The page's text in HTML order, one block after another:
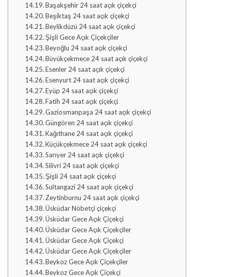
Başakşehir 24 saat açık çiçekçi
Beşiktaş 24 saat açık çiçekçi
Beylikdüzü 24 saat açık çiçekçi
Şişli Gece Açık Çiçekçiler
Beyoğlu 24 saat açık çiçekçi
Büyükçekmece 24 saat açık çiçekçi
Esenler 24 saat açık çiçekçi
Esenyurt 24 saat açık çiçekçi
Eyüp 24 saat açık çiçekçi
Fatih 24 saat açık çiçekçi
Gaziosmanpaşa 24 saat açık çiçekçi
Güngören 24 saat açık çiçekçi
Kağıthane 24 saat açık çiçekçi
Küçükçekmece 24 saat açık çiçekçi
Sarıyer 24 saat açık çiçekçi
Silivri 24 saat açık çiçekçi
Şişli 24 saat açık çiçekçi
Sultangazi 24 saat açık çiçekçi
Zeytinburnu 24 saat açık çiçekçi
Üsküdar Nöbetçi çiçekçi
Üsküdar Gece Açık Çiçekçi
Üsküdar Gece Açık Çiçekçiler
Üsküdar Gece Açık Çiçekçi
Üsküdar Gece Açık Çiçekçiler
Beykoz Gece Açık Çiçekçiler
Beykoz Gece Açık Çiçekçi